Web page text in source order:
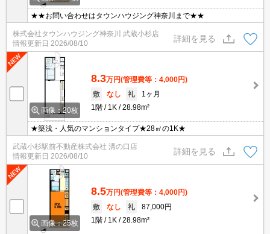
★★お問い合わせはタウンハウジング神奈川まで★★
株式会社タウンハウジング神奈川 武蔵小杉店
情報更新日 2026/08/10
詳細を見る
画像：20枚
8.3万円(管理費等：4,000円)
敷
なし 礼
1ヶ月
1階
1K 28.98m²
★築浅・人気のマンションタイプ★28㎡の1K★
武蔵小杉駅前不動産株式会社 溝の口店
情報更新日 2026/08/10
詳細を見る
画像：25枚
8.5万円(管理費等：4,000円)
敷
なし 礼
87,000円
1階
1K 28.98m²